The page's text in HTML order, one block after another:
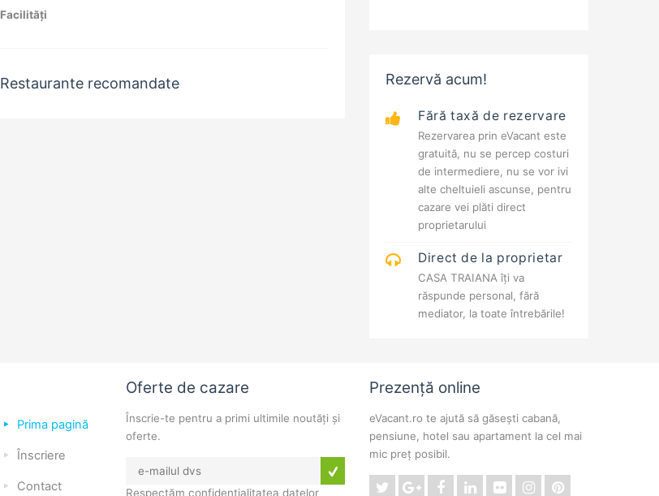
Facilități
Restaurante recomandate Rezervă acum!
Fără taxă de rezervare
Rezervarea prin eVacant este
gratuită, nu se percep costuri
de intermediere, nu se vor ivi
alte cheltuieli ascunse, pentru
cazare vei plăti direct
proprietarului
Direct de la proprietar
CASA TRAIANA îți va
răspunde personal, fără
mediator, la toate întrebările!
Prima pagină
Înscriere
Contact
Oferte de cazare
Înscrie-te pentru a primi ultimile noutăți și
oferte.
Respectăm confidențialitatea datelor
Prezență online
eVacant.ro te ajută să găsești cabană,
pensiune, hotel sau apartament la cel mai
mic preț posibil.